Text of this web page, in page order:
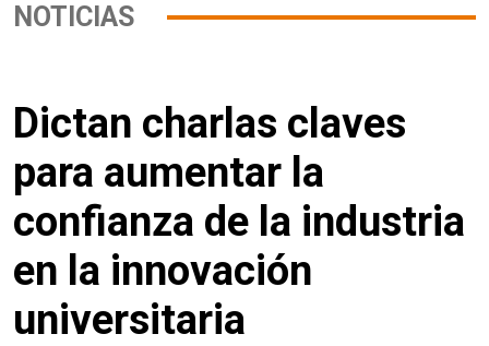
NOTICIAS
Dictan charlas claves
para aumentar la
confianza de la industria
en la innovación
universitaria